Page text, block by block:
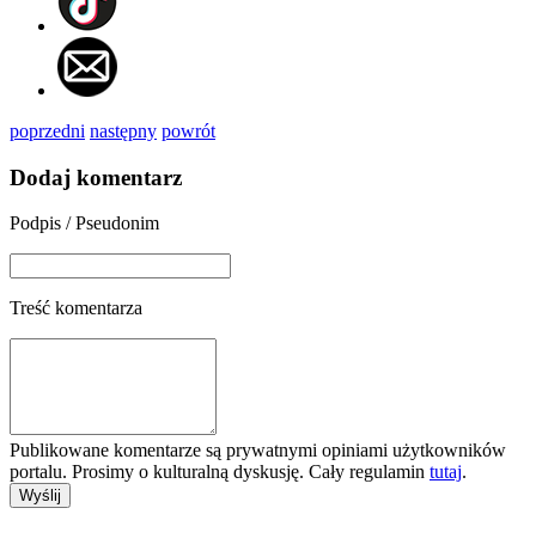
poprzedni następny powrót
Dodaj komentarz
Podpis / Pseudonim
Treść komentarza
Publikowane komentarze są prywatnymi opiniami użytkowników
portalu. Prosimy o kulturalną dyskusję. Cały regulamin tutaj.